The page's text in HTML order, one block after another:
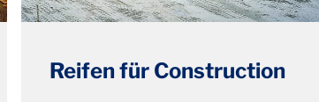
Reifen für Construction